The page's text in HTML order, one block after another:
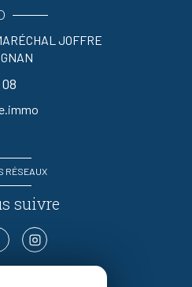
JOFFRE
RÉSEAUX
suivre